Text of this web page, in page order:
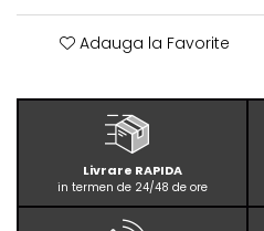
Adauga la Favorite
Livrare RAPIDA
in termen de 24/48 de ore